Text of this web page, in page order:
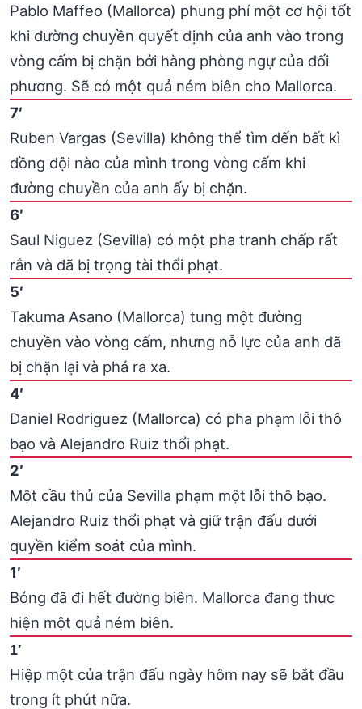
Pablo Maffeo (Mallorca) phung phí một cơ hội tốt
khi đường chuyền quyết định của anh vào trong
vòng cấm bị chặn bởi hàng phòng ngự của đối
phương. Sẽ có một quả ném biên cho Mallorca.
7′
Ruben Vargas (Sevilla) không thể tìm đến bất kì
đồng đội nào của mình trong vòng cấm khi
đường chuyền của anh ấy bị chặn.
6′
Saul Niguez (Sevilla) có một pha tranh chấp rất
rắn và đã bị trọng tài thổi phạt.
5′
Takuma Asano (Mallorca) tung một đường
chuyền vào vòng cấm, nhưng nỗ lực của anh đã
bị chặn lại và phá ra xa.
4′
Daniel Rodriguez (Mallorca) có pha phạm lỗi thô
bạo và Alejandro Ruiz thổi phạt.
2′
Một cầu thủ của Sevilla phạm một lỗi thô bạo.
Alejandro Ruiz thổi phạt và giữ trận đấu dưới
quyền kiểm soát của mình.
1′
Bóng đã đi hết đường biên. Mallorca đang thực
hiện một quả ném biên.
1′
Hiệp một của trận đấu ngày hôm nay sẽ bắt đầu
trong ít phút nữa.